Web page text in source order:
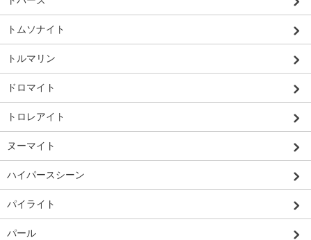
トムソナイト
トルマリン
ドロマイト
トロレアイト
ヌーマイト
ハイパースシーン
パイライト
パール